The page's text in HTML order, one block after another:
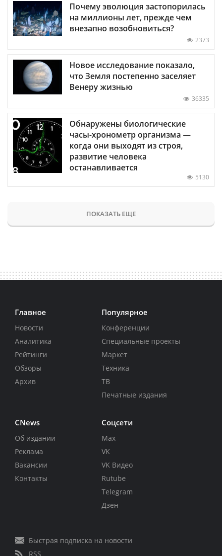
Почему эволюция застопорилась
на миллионы лет, прежде чем
внезапно возобновиться?
2373
Новое исследование показало,
что Земля постепенно заселяет
Венеру жизнью
36335
Обнаружены биологические
часы-хронометр организма —
когда они выходят из строя,
развитие человека
останавливается
5130
ПОКАЗАТЬ ЕЩЕ
Главное
Новости
Аналитика
Рейтинги
Обзоры
Архив
Популярное
Конференции
Специальные проекты
Маркет
Техника
ТВ
Печатные издания
CNews
Об издании
Реклама
Вакансии
Контакты
Соцсети
Max
VK
VK Видео
Rutube
Telegram
Дзен
Быстрая подписка на новости
RSS